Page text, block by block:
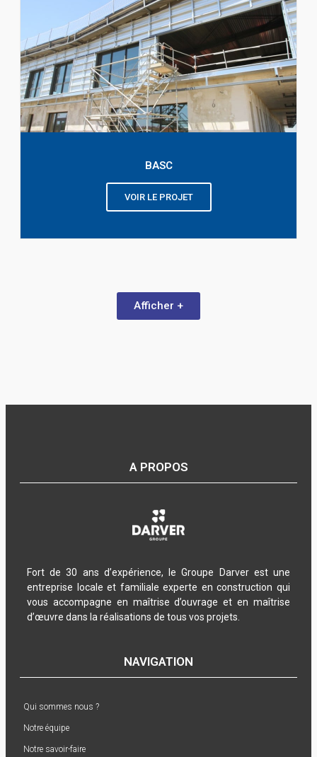
BASC
VOIR LE PROJET
Afficher +
A PROPOS
Fort de 30 ans d’expérience, le Groupe Darver est une
entreprise locale et familiale experte en construction qui
vous accompagne en maîtrise d’ouvrage et en maîtrise
d’œuvre dans la réalisations de tous vos projets.
NAVIGATION
Qui sommes nous ?
Notre équipe
Notre savoir-faire